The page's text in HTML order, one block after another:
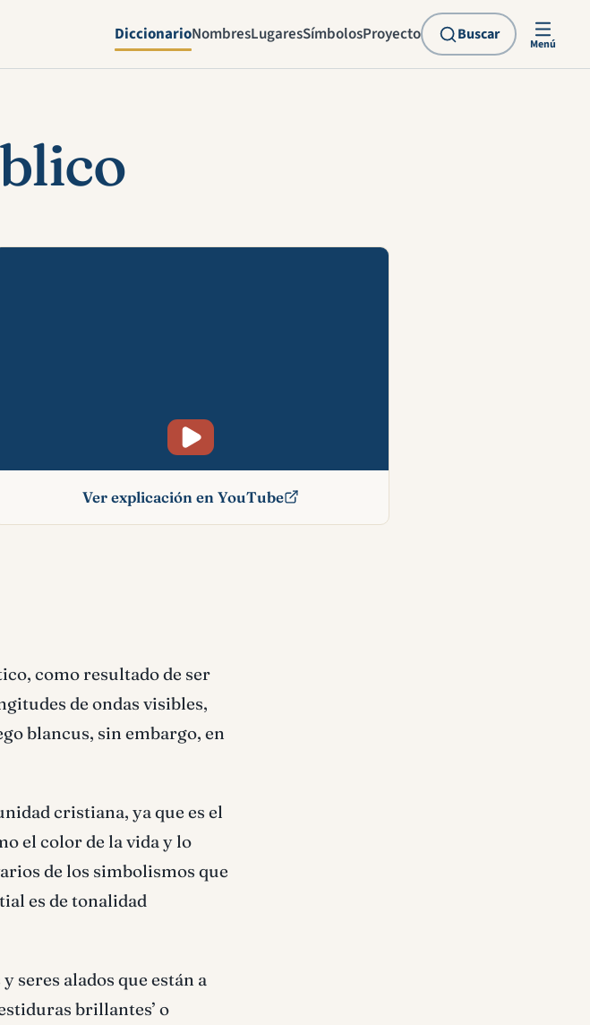
DiccionarioNombresLugaresSímbolosProyecto Buscar
Menú
esta explicación en vídeo
Ver explicación en YouTube
como resultado de ser
de ondas visibles,
blancus, sin embargo, en
cristiana, ya que es el
el color de la vida y lo
de los simbolismos que
es de tonalidad
seres alados que están a
brillantes’ o